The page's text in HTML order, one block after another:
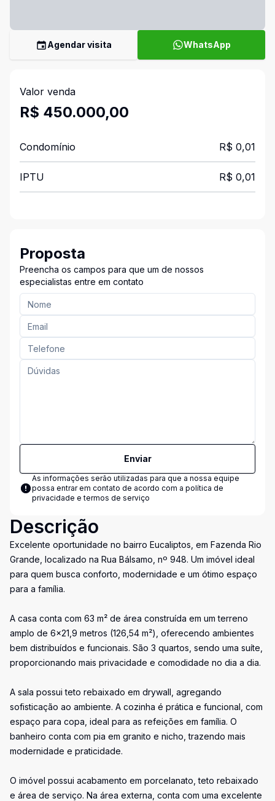
Agendar visita WhatsApp
Valor venda
R$ 450.000,00
Condomínio R$ 0,01
IPTU R$ 0,01
Proposta
Preencha os campos para que um de nossos
especialistas entre em contato
Enviar
As informações serão utilizadas para que a nossa equipe
possa entrar em contato de acordo com a política de
privacidade e termos de serviço
Descrição
Excelente oportunidade no bairro Eucaliptos, em Fazenda Rio
Grande, localizado na Rua Bálsamo, nº 948. Um imóvel ideal
para quem busca conforto, modernidade e um ótimo espaço
para a família.
A casa conta com 63 m² de área construída em um terreno
amplo de 6x21,9 metros (126,54 m²), oferecendo ambientes
bem distribuídos e funcionais. São 3 quartos, sendo uma suíte,
proporcionando mais privacidade e comodidade no dia a dia.
A sala possui teto rebaixado em drywall, agregando
sofisticação ao ambiente. A cozinha é prática e funcional, com
espaço para copa, ideal para as refeições em família. O
banheiro conta com pia em granito e nicho, trazendo mais
modernidade e praticidade.
O imóvel possui acabamento em porcelanato, teto rebaixado
e área de serviço. Na área externa, conta com uma excelente